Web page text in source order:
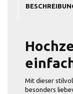
Mit dieser
besonders